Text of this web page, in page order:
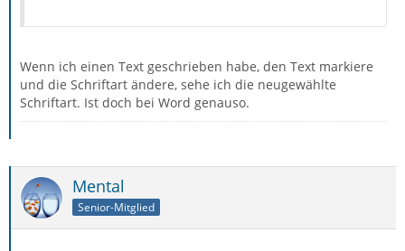
Wenn ich einen Text geschrieben habe, den Text markiere
und die Schriftart ändere, sehe ich die neugewählte
Schriftart. Ist doch bei Word genauso.
Mental
Senior-Mitglied